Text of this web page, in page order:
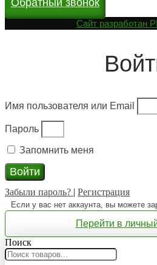
Cайт разработан
Имя пользователя или Email
Пароль
Запомнить меня
Войти
Забыли пароль? | Регистрация
Если у вас нет аккаунта, вы можете
Перейти в
Поиск